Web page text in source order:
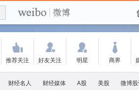
'
推荐关注
:
好友关注
w
明星
+
商界
财经名人 财经媒体 A股 美股 微博